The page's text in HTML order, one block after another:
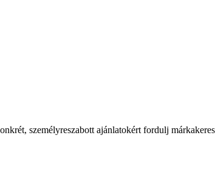
személyreszabott ajánlatokért fordulj